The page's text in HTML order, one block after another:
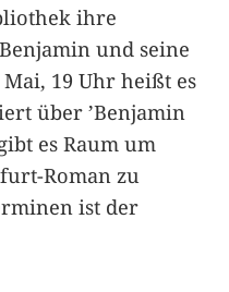
ihre
und seine
19 Uhr heißt es
über ’Benjamin
es Raum um
Roman zu
ist der